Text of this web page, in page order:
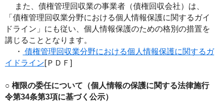
また、債権管理回収業の事業者（債権回収会社）は、
「債権管理回収業分野における個人情報保護に関するガイ
ドライン」にも従い、個人情報保護のための格別の措置を
講じることとなります。
・ 債権管理回収業分野における個人情報保護に関するガ
イドライン[ＰＤＦ]
○ 権限の委任について（個人情報の保護に関する法律施行
令第34条第3項に基づく公示）